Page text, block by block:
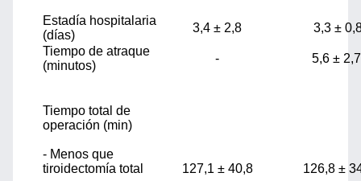
Estadía hospitalaria
(días)
3,4 ± 2,8
3,3 ±
Tiempo de atraque
(minutos)
- 5,6 ±
Tiempo total de
operación (min)
- Menos que
tiroidectomía total
127,1 ± 40,8 126,8 ±